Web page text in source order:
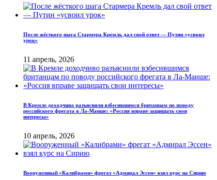
После жёсткого шага Стармера Кремль дал свой ответ — Путин «усвоил
урок»
11 апрель, 2026
В Кремле доходчиво разъяснили взбесившимся британцам по поводу
российского фрегата в Ла-Манше: «Россия вправе защищать свои
интересы»
10 апрель, 2026
Вооруженный «Калибрами» фрегат «Адмирал Эссен» взял курс на Сирию